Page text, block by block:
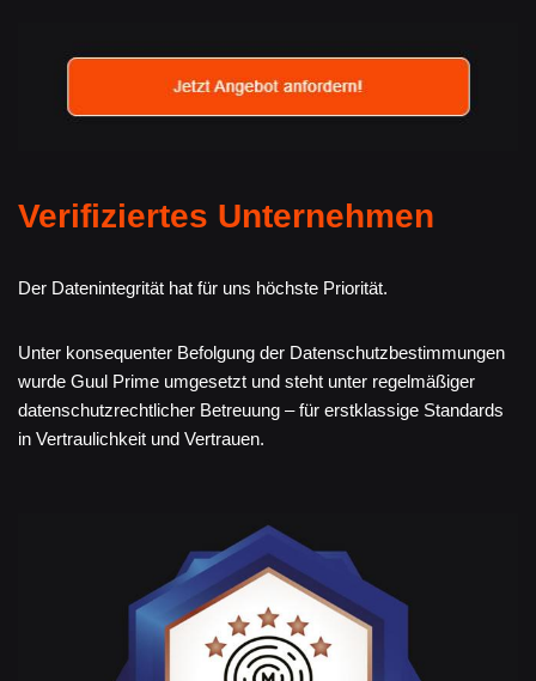
Verifiziertes Unternehmen
Der Datenintegrität hat für uns höchste Priorität.
Unter konsequenter Befolgung der Datenschutzbestimmungen
wurde Guul Prime umgesetzt und steht unter regelmäßiger
datenschutzrechtlicher Betreuung – für erstklassige Standards
in Vertraulichkeit und Vertrauen.